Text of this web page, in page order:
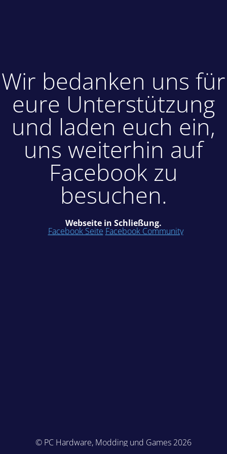
Wir bedanken uns für
eure Unterstützung
und laden euch ein,
uns weiterhin auf
Facebook zu
besuchen.
Webseite in Schließung.
Facebook Seite Facebook Community
© PC Hardware, Modding und Games 2026